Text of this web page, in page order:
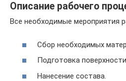
Описание рабочего
Все необходимые мероприятия
Сбор необходимых
Подготовка
Нанесение состава.